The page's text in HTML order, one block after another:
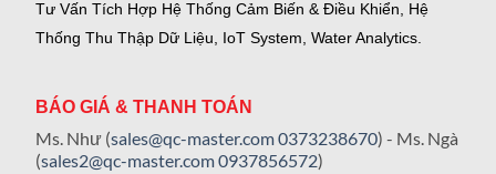
Tư Vấn Tích Hợp Hệ Thống Cảm Biến & Điều Khiển, Hệ
Thống Thu Thập Dữ Liệu, IoT System, Water Analytics.
BÁO GIÁ & THANH TOÁN
Ms. Như (sales@qc-master.com0373238670) - Ms. Ngà
(sales2@qc-master.com0937856572)